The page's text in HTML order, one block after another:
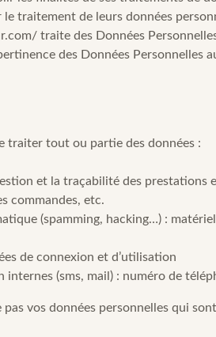
traitement de leurs données
traite des Données
des Données Personnelles
traiter tout ou partie des données :
et la traçabilité des prestations
commandes, etc.
(spamming, hacking…) :
de connexion et d’utilisation
(sms, mail) : numéro de
pas vos données personnelles qui